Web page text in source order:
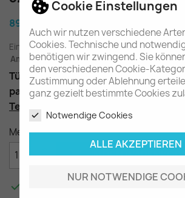
Cookie Einstellungen
Auch wir nutzen verschiedene
Cookies. Technische und
benötigen wir zwingend. Sie
den verschiedenen Cookie-
Zustimmung oder Ablehnung
ganz gezielt bestimmte Cookies
Notwendige Cookies
ALLE AKZEPTIEREN
NUR NOTWENDIGE
89,90 €
Einschl. gesetzl. MwSt. zuzügl.
Am Lager - In 2-3 Tagen bei Ihnen (Inland)
Türgummi / Abdichtrahmen für
passend in den BR / FH 322 347
Teilenummer
Menge
 IN DEN
